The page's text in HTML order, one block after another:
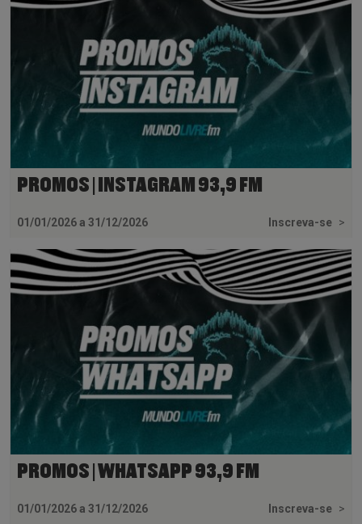
PROMOS | INSTAGRAM 93,9 FM
01/01/2026 a 31/12/2026 Inscreva-se >
PROMOS | WHATSAPP 93,9 FM
01/01/2026 a 31/12/2026 Inscreva-se >